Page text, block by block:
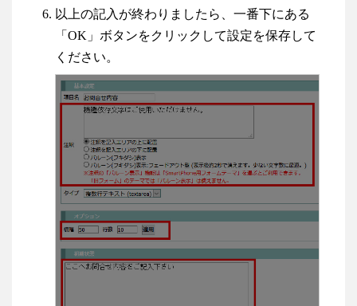
以上の記入が終わりましたら、一番下にある
「OK」ボタンをクリックして設定を保存して
ください。